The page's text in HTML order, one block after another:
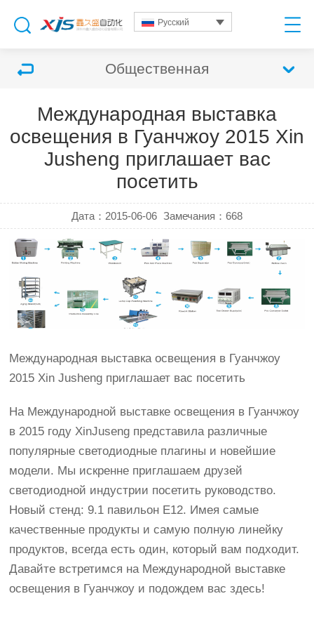
Русский
Общественная
Международная выставка
освещения в Гуанчжоу 2015 Xin
Jusheng приглашает вас
посетить
Дата：2015-06-06 Замечания： 668
Международная выставка освещения в Гуанчжоу
2015 Xin Jusheng приглашает вас посетить
На Международной выставке освещения в Гуанчжоу
в 2015 году XinJuseng представила различные
популярные светодиодные плагины и новейшие
модели. Мы искренне приглашаем друзей
светодиодной индустрии посетить руководство.
Новый стенд: 9.1 павильон E12. Имея самые
качественные продукты и самую полную линейку
продуктов, всегда есть один, который вам подходит.
Давайте встретимся на Международной выставке
освещения в Гуанчжоу и подождем вас здесь!